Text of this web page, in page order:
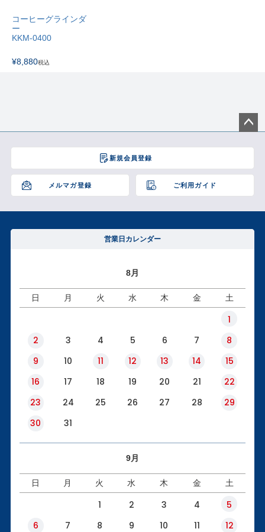
コーヒーグラインダ
ー
KKM-0400
¥8,880税込
新規会員登録
メルマガ登録 ご利用ガイド
ジト
へ
営業日カレンダー
8月
日 月 火 水 木 金 土
1
2
3 4 5 6 7
8
9
10 11 12 13 14
15
16
17 18 19 20 21
22
23
24 25 26 27 28
29
30
31
9月
日 月 火 水 木 金 土
1 2 3 4
5
6
7 8 9 10 11
12